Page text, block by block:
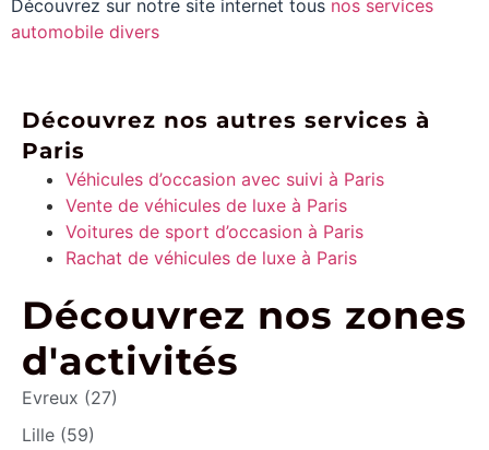
Découvrez sur notre site internet tous nos services
automobile divers
Découvrez nos autres services à
Paris
Véhicules d’occasion avec suivi à Paris
Vente de véhicules de luxe à Paris
Voitures de sport d’occasion à Paris
Rachat de véhicules de luxe à Paris
Découvrez nos zones
d'activités
Evreux (27)
Lille (59)